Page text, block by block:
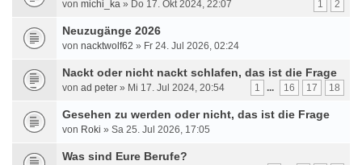
1 2
von michi_ka » Do 17. Okt 2024, 22:07
Neuzugänge 2026
von nacktwolf62 » Fr 24. Jul 2026, 02:24
Nackt oder nicht nackt schlafen, das ist die Frage
1 ... 16 17 18
von ad peter » Mi 17. Jul 2024, 20:54
Gesehen zu werden oder nicht, das ist die Frage
von Roki » Sa 25. Jul 2026, 17:05
Was sind Eure Berufe?